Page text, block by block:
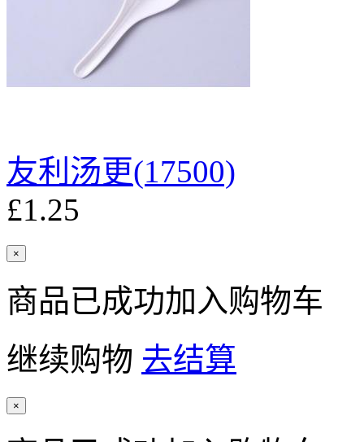
友利汤更(17500)
£1.25
×
商品已成功加入购物车
继续购物 去结算
×